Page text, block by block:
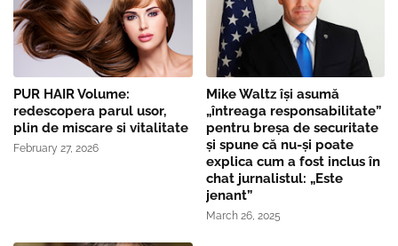
PUR HAIR Volume:
redescopera parul usor,
plin de miscare si vitalitate
February 27, 2026
Mike Waltz îşi asumă
„întreaga responsabilitate”
pentru breşa de securitate
și spune că nu-și poate
explica cum a fost inclus în
chat jurnalistul: „Este
jenant”
March 26, 2025